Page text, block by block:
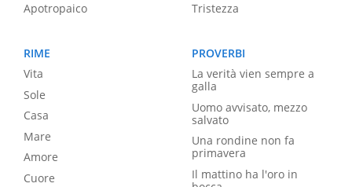
Apotropaico
Tristezza
RIME
Vita
Sole
Casa
Mare
Amore
Cuore
PROVERBI
La verità vien sempre a
galla
Uomo avvisato, mezzo
salvato
Una rondine non fa
primavera
Il mattino ha l'oro in